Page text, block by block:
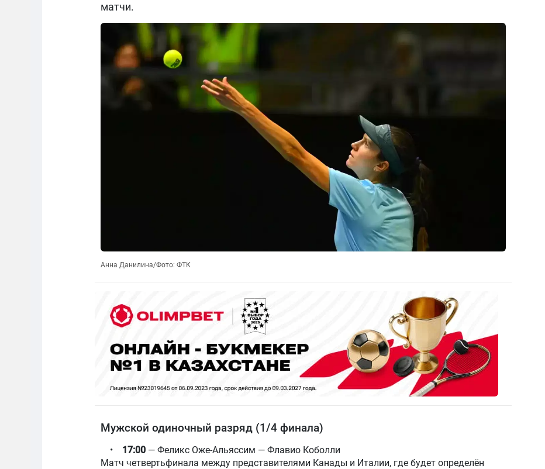
матчи.
Анна Данилина/Фото: ФТК
Мужской одиночный разряд (1/4 финала)
• 17:00 — Феликс Оже-Альяссим — Флавио Коболли
Матч четвертьфинала между представителями Канады и Италии, где будет определён